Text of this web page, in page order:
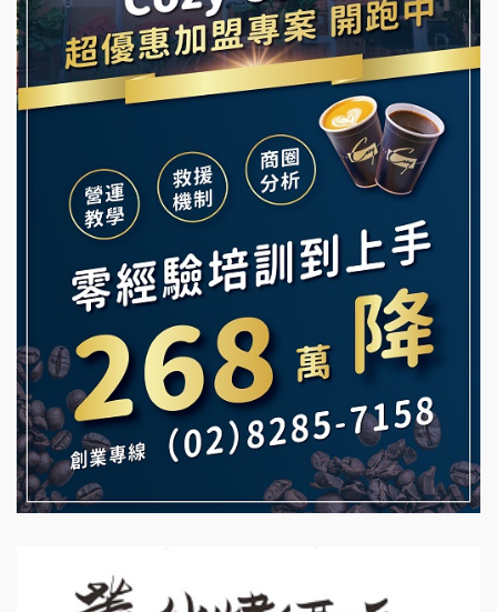
早安山丘加盟說明會
冰封仙果加盟說明會
Ramble Café 漫步藍咖啡加盟說明會
微風亭鐵板燒加盟說明會
鮮茶道加盟說明會
【曉妍美妝】誠徵行政櫃檯
自助洗衣店誠徵代洗收送人員(台中市)
MUSHEN徵SPA美容芳療師
日十。早午食加盟說明會
龍涎居好湯加盟說明會
舒油頭加盟說明會
義氣豐發雞加盟說明會
Mr.Wish加盟說明會
白鬍泡泡 BOHO POPO加盟說明會
雞咕雞咕加盟說明會
TEA TOP加盟說明會
珍好味臭臭鍋加盟說明會
日十。早午食加盟說明會